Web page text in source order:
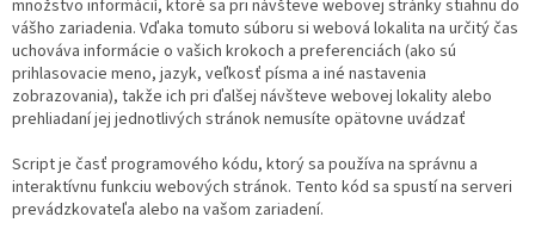
množstvo informácií, ktoré sa pri návšteve webovej stránky stiahnu do
vášho zariadenia. Vďaka tomuto súboru si webová lokalita na určitý čas
uchováva informácie o vašich krokoch a preferenciách (ako sú
prihlasovacie meno, jazyk, veľkosť písma a iné nastavenia
zobrazovania), takže ich pri ďalšej návšteve webovej lokality alebo
prehliadaní jej jednotlivých stránok nemusíte opätovne uvádzať
Script je časť programového kódu, ktorý sa používa na správnu a
interaktívnu funkciu webových stránok. Tento kód sa spustí na serveri
prevádzkovateľa alebo na vašom zariadení.